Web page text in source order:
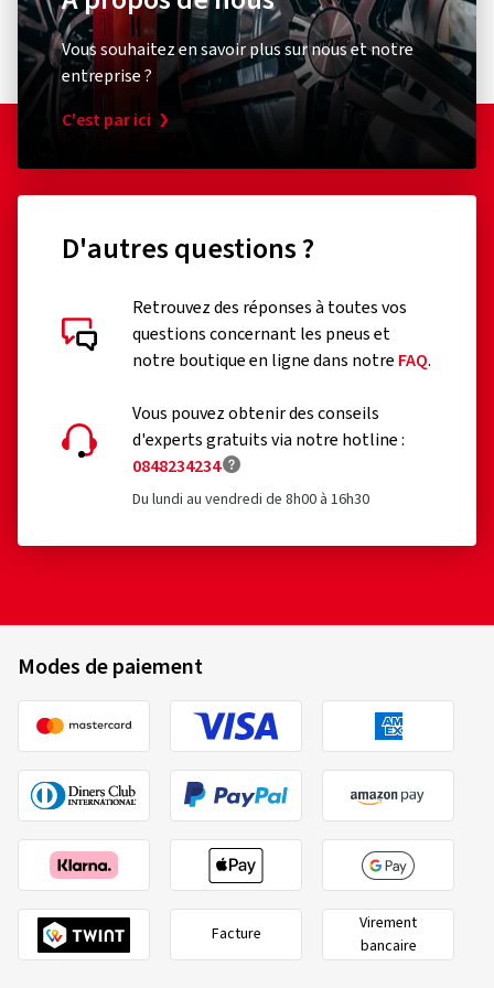
courbes.
Maniement facile et intuitif, adapté aux dernières
technologies moto et modernisation pour les motos
d'évasion classiques.
Technologie TractionSkin de Continental – sans
agent de démoulage, sans risque de glissement sur les
définit une nouvelle classe de performances : le pneu hyper
touring.
Évaluations des clients en détail
Achat vérifié
Type de véhicule:APRILIA Shiver 900 KH
11/06/2026 Achat vérifié
Frank S., Allemagne
Nach mehreren Touren mit dem Continental
RoadAttack 4 bin ich absolut überzeugt von diesem
Reifen. Besonders beeindruckt hat mich das sportliche
Fahrverhalten. Der Reifen vermittelt von Anfang an viel
tires.com/contact/
Vous souhaitez en savoir plus sur nous et notre
entreprise ?
C'est par ici
D'autres questions ?
Retrouvez des réponses à toutes vos
questions concernant les pneus et
notre boutique en ligne dans notre FAQ.
Vous pouvez obtenir des conseils
d'experts gratuits via notre hotline :
0848234234
Du lundi au vendredi de 8h00 à 16h30
Modes de paiement
Facture
Virement
bancaire